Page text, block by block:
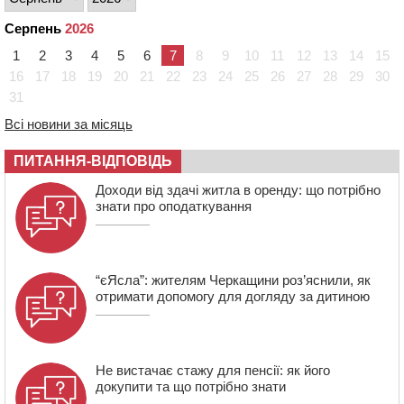
17:07 На Хімселищі у Черкасах облаштували новий
контейнерний майданчик
16:32
Без розтину грудної клітки: у Черкасах 75-річній
пацієнтці замінили аортальний клапан
16:00
Серпень 2026
1
2 3 4 5 6 7 8 9 10 11 12 13 14
15
16
17 18 19 20 21 22 23 24 25 26 27 28 29
30
31
Всі новини за місяць
ПИТАННЯ-ВІДПОВІДЬ
Доходи від здачі житла в оренду: що потрібно
знати про оподаткування
“єЯсла”: жителям Черкащини роз’яснили, як
отримати допомогу для догляду за дитиною
Не вистачає стажу для пенсії: як його
докупити та що потрібно знати